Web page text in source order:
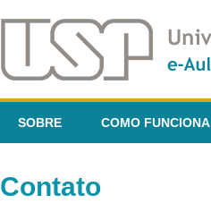
SOBRE COMO FUNCIONA
Contato